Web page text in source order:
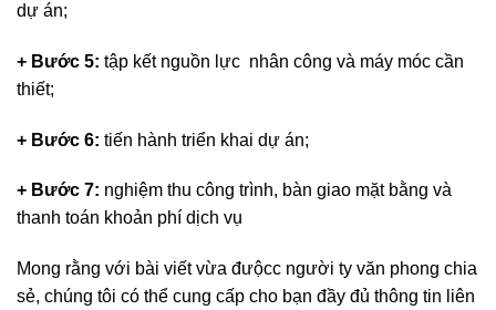
dự án;
+ Bước 5: tập kết nguồn lực nhân công và máy móc cần
thiết;
+ Bước 6: tiến hành triển khai dự án;
+ Bước 7: nghiệm thu công trình, bàn giao mặt bằng và
thanh toán khoản phí dịch vụ
Mong rằng với bài viết vừa đưộcc người ty văn phong chia
sẻ, chúng tôi có thể cung cấp cho bạn đầy đủ thông tin liên